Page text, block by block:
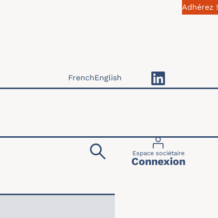
Adhérez !
Menu du
Espace sociétaire
Connexion
FrenchEnglish